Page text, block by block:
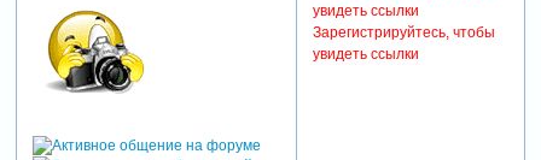
увидеть ссылки
Зарегистрируйтесь, чтобы
увидеть ссылки